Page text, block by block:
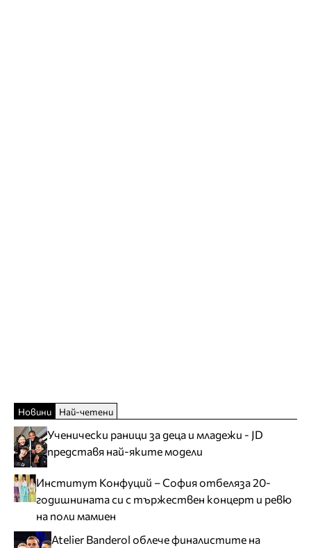
Новини Най-четени
Ученически раници за деца и младежи - JD
представя най-яките модели
Институт Конфуций – София отбеляза 20-
годишнината си с тържествен концерт и ревю
на поли мамиен
Atelier Banderol облече финалистите на